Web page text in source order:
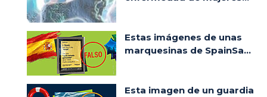
Estas imágenes de unas
marquesinas de SpainSa...
Esta imagen de un guardia